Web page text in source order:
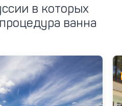
в которых
ванна